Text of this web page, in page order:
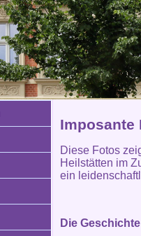
Imposante
Diese Fotos
Heilstätten im
ein
Die